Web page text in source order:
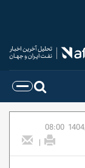
08:00
|